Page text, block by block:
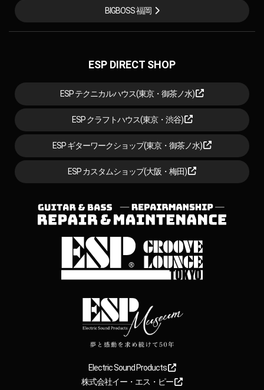
BIGBOSS 福岡
ESP DIRECT SHOP
ESP テクニカルハウス(東京・御茶ノ水)
ESP クラフトハウス(東京・渋谷)
ESP ギターワークショップ(東京・御茶ノ水)
ESP カスタムショップ(大阪・梅田)
Electric Sound Products
株式会社イー・エス・ピー